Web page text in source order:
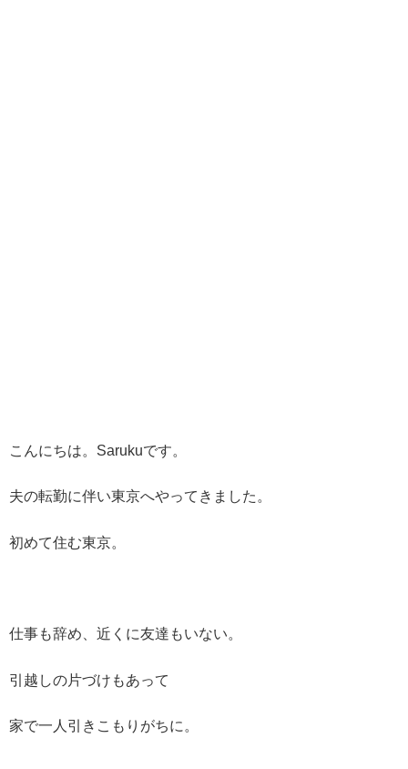
こんにちは。Sarukuです。
夫の転勤に伴い東京へやってきました。
初めて住む東京。
仕事も辞め、近くに友達もいない。
引越しの片づけもあって
家で一人引きこもりがちに。